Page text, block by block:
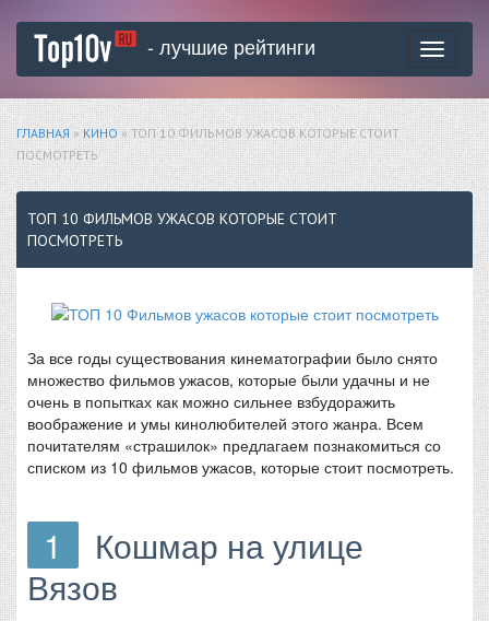
Toggle
- лучшие рейтинги
ГЛАВНАЯ »КИНО» ТОП 10 ФИЛЬМОВ УЖАСОВ КОТОРЫЕ СТОИТ
ПОСМОТРЕТЬ
ТОП 10 ФИЛЬМОВ УЖАСОВ КОТОРЫЕ СТОИТ
ПОСМОТРЕТЬ
За все годы существования кинематографии было снято
множество фильмов ужасов, которые были удачны и не
очень в попытках как можно сильнее взбудоражить
воображение и умы кинолюбителей этого жанра. Всем
почитателям «страшилок» предлагаем познакомиться со
списком из 10 фильмов ужасов, которые стоит посмотреть.
1
Кошмар на улице
Вязов